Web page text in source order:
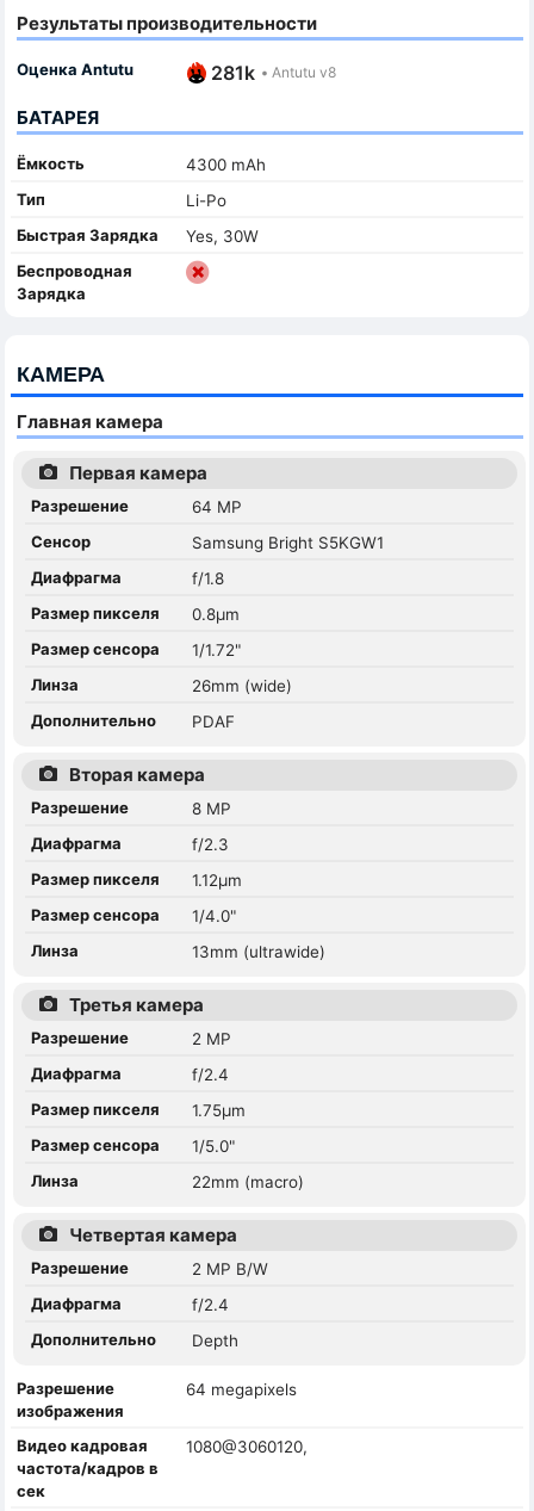
Результаты производительности
Оценка Antutu 281k • Antutu v8
БАТАРЕЯ
Ёмкость
4300 mAh
Тип
Li-Po
Быстрая Зарядка
Yes, 30W
Беспроводная
Зарядка
КАМЕРА
Главная камера
Первая камера
Разрешение
64 MP
Сенсор
Samsung Bright S5KGW1
Диафрагма
f/1.8
Размер пикселя
0.8µm
Размер сенсора
1/1.72"
Линза
26mm (wide)
Дополнительно
PDAF
Вторая камера
Разрешение
8 MP
Диафрагма
f/2.3
Размер пикселя
1.12µm
Размер сенсора
1/4.0"
Линза
13mm (ultrawide)
Третья камера
Разрешение
2 MP
Диафрагма
f/2.4
Размер пикселя
1.75µm
Размер сенсора
1/5.0"
Линза
22mm (macro)
Четвертая камера
Разрешение
2 MP B/W
Диафрагма
f/2.4
Дополнительно
Depth
Разрешение
изображения
64 megapixels
Видео кадровая
частота/кадров в
сек
1080@3060120,